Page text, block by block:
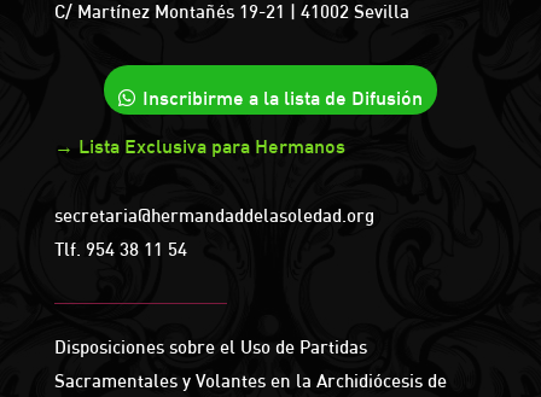
C/ Martínez Montañés 19-21 | 41002 Sevilla
Inscribirme a la lista de Difusión
→ Lista Exclusiva para Hermanos
secretaria@hermandaddelasoledad.org
Tlf. 954 38 11 54
Disposiciones sobre el Uso de Partidas
Sacramentales y Volantes en la Archidiócesis de